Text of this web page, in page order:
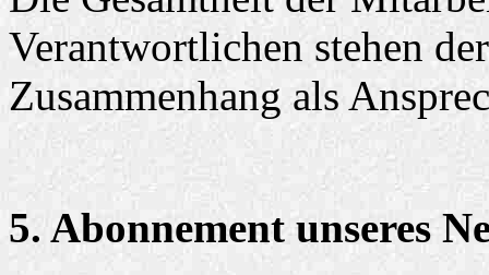
Verantwortlichen stehen
Zusammenhang als
5. Abonnement unseres